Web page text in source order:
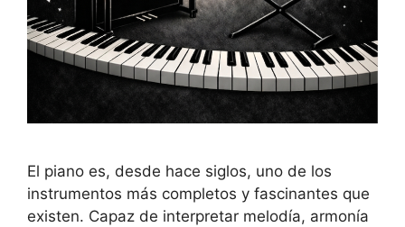
El piano es, desde hace siglos, uno de los
instrumentos más completos y fascinantes que
existen. Capaz de interpretar melodía, armonía